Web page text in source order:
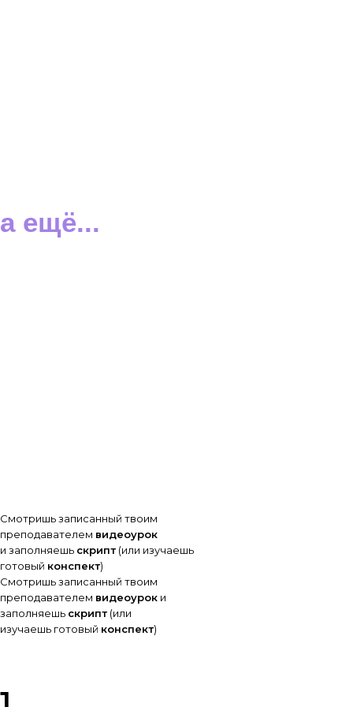
а ещё...
Смотришь записанный твоим
преподавателем видеоурок
и заполняешь скрипт (или изучаешь
готовый конспект)
Смотришь записанный твоим
преподавателем видеоурок и
заполняешь скрипт (или
изучаешь готовый конспект)